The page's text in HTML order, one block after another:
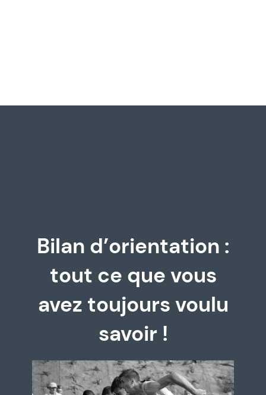
Bilan d’orientation :
tout ce que vous
avez toujours voulu
savoir !